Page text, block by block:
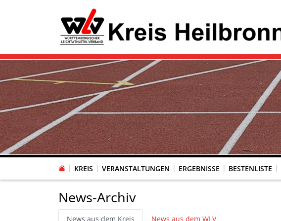
KREIS VERANSTALTUNGEN ERGEBNISSE BESTENLISTE
News-Archiv
News aus dem Kreis News aus dem WLV